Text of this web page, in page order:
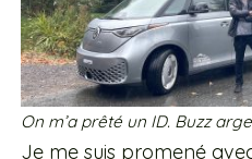
On m’a prêté un ID. Buzz
Je me suis promené